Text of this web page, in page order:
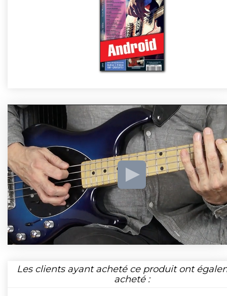
Les clients ayant acheté ce produit ont
acheté :